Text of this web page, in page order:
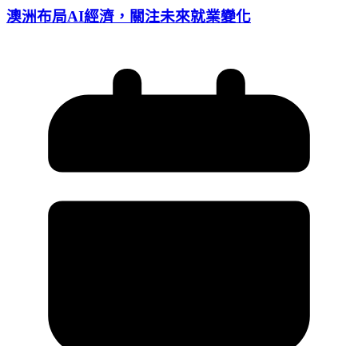
澳洲布局AI經濟，關注未來就業變化